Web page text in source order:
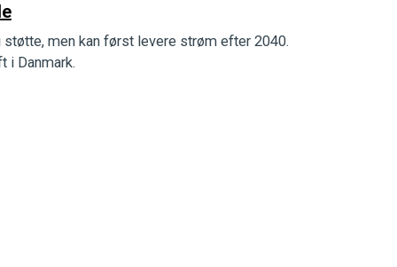
men kan først levere strøm efter 2040.
i Danmark.